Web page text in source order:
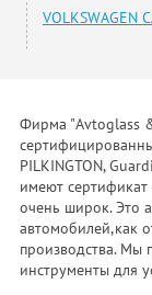
VOLKSWAGEN
Фирма "Avtoglass
PILKINGTON,
имеют
очень широк. Это
автомобилей,как
производства. Мы
инструменты для